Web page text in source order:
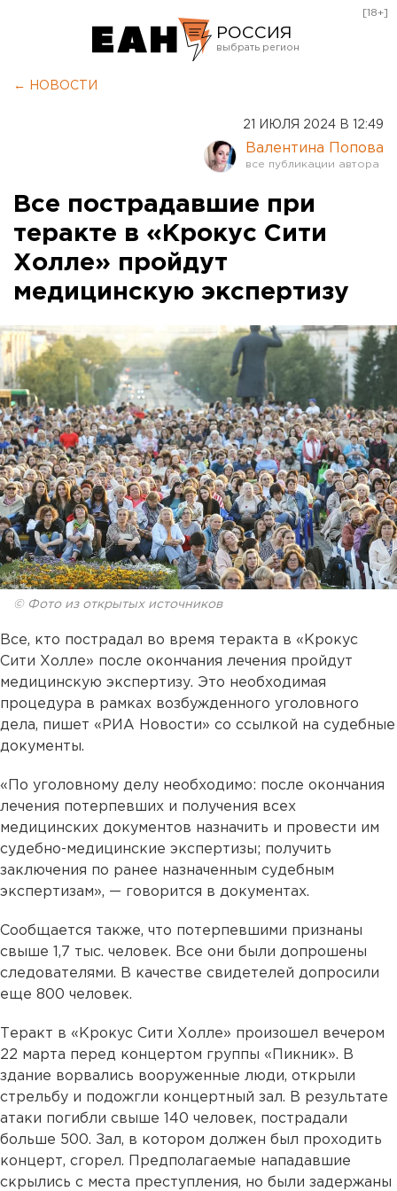
РОССИЯ
Курган
Оренбург
[18+]
← НОВОСТИ
21 ИЮЛЯ 2024 В 12:49
Валентина Попова
Все пострадавшие при
теракте в «Крокус Сити
Холле» пройдут
медицинскую экспертизу
© Фото из открытых источников
Все, кто пострадал во время теракта в «Крокус
Сити Холле» после окончания лечения пройдут
медицинскую экспертизу. Это необходимая
процедура в рамках возбужденного уголовного
дела, пишет «РИА Новости» со ссылкой на судебные
документы.
«По уголовному делу необходимо: после окончания
лечения потерпевших и получения всех
медицинских документов назначить и провести им
судебно-медицинские экспертизы; получить
заключения по ранее назначенным судебным
экспертизам», — говорится в документах.
Сообщается также, что потерпевшими признаны
свыше 1,7 тыс. человек. Все они были допрошены
следователями. В качестве свидетелей допросили
еще 800 человек.
Теракт в «Крокус Сити Холле» произошел вечером
22 марта перед концертом группы «Пикник». В
здание ворвались вооруженные люди, открыли
стрельбу и подожгли концертный зал. В результате
атаки погибли свыше 140 человек, пострадали
больше 500. Зал, в котором должен был проходить
концерт, сгорел. Предполагаемые нападавшие
скрылись с места преступления, но были задержаны